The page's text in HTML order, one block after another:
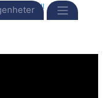
Hafjell